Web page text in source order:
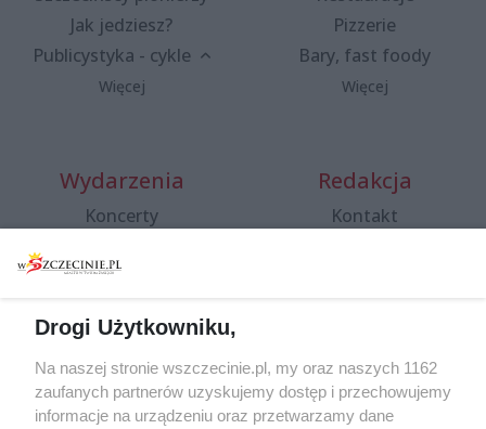
Jak jedziesz?
Publicystyka - cykle
Więcej
Pizzerie
Bary, fast foody
Więcej
Wydarzenia
Koncerty
Spacery i oprowadzania
targi
Wernisaże
Więcej
Redakcja
Kontakt
Specjalny koncert z okazji
20. urodzin portalu
wSzczecinie.pl
Drogi Użytkowniku,
Na naszej stronie wszczecinie.pl, my oraz naszych 1162
zaufanych partnerów uzyskujemy dostęp i przechowujemy
informacje na urządzeniu oraz przetwarzamy dane